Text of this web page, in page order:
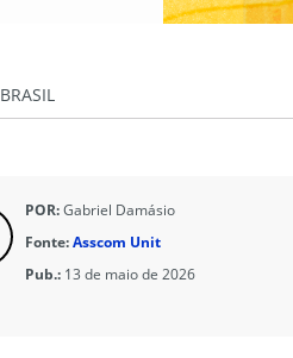
BRASIL
POR:Gabriel Damásio
Fonte:Asscom Unit
Pub.: 13 de maio de 2026